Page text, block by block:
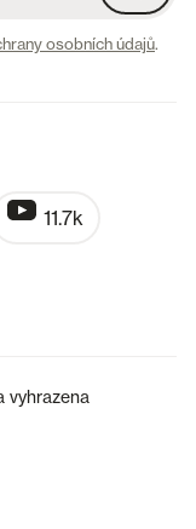
osobních údajů.
11.7k
vyhrazena